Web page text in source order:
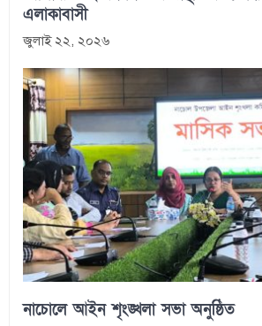
এলাকাবাসী
জুলাই ২২, ২০২৬
নাচোলে আইন শৃংঙ্খলা সভা অনুষ্ঠিত